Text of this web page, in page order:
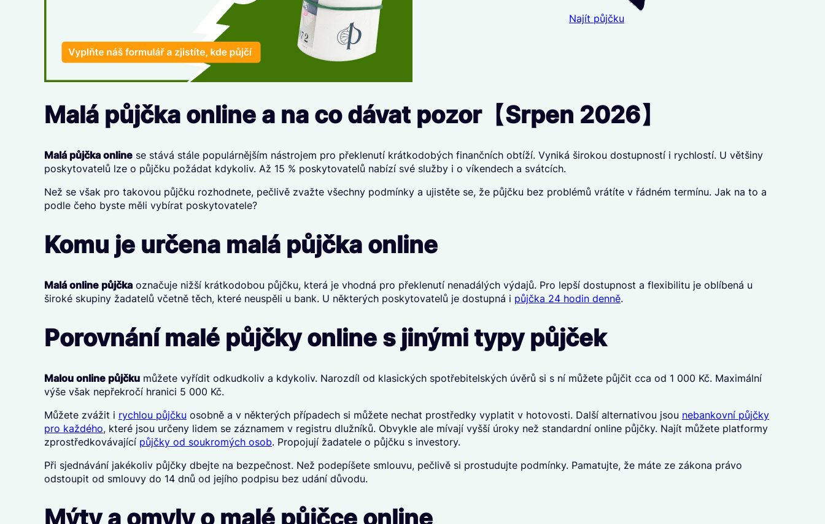
Najít půjčku
Malá půjčka online a na co dávat pozor【Srpen 2026】
Malá půjčka online se stává stále populárnějším nástrojem pro překlenutí krátkodobých finančních obtíží. Vyniká širokou dostupností i rychlostí. U většiny
poskytovatelů lze o půjčku požádat kdykoliv. Až⁠⁠⁠⁠⁠⁠ 15 % poskytovatelů nabízí své služby i o víkendech a svátcích.
Než se však pro takovou půjčku rozhodnete, pečlivě zvažte všechny podmínky a ujistěte se, že půjčku bez problémů vrátíte v řádném termínu. Jak na to a
podle čeho byste měli vybírat poskytovatele?
Komu je určena malá půjčka online
Malá online půjčka označuje nižší krátkodobou půjčku, která je vhodná pro překlenutí nenadálých výdajů. Pro lepší dostupnost a flexibilitu je oblíbená u
široké skupiny žadatelů včetně těch, které neuspěli u bank. U některých poskytovatelů je dostupná i půjčka 24 hodin denně.
Porovnání malé půjčky online s jinými typy půjček
Malou online půjčku můžete vyřídit odkudkoliv a kdykoliv. Narozdíl od klasických spotřebitelských úvěrů si s ní můžete půjčit cca od 1 000 Kč. Maximální
výše však nepřekročí hranici 5 000 Kč.
Můžete zvážit i rychlou půjčku osobně a v některých případech si můžete nechat prostředky vyplatit v hotovosti. Další alternativou jsou nebankovní půjčky
pro každého, které jsou určeny lidem se záznamem v registru dlužníků. Obvykle ale mívají vyšší úroky než standardní online půjčky. Najít můžete platformy
zprostředkovávající půjčky od soukromých osob. Propojují žadatele o půjčku s investory.
Při sjednávání jakékoliv půjčky dbejte na bezpečnost. Než podepíšete smlouvu, pečlivě si prostudujte podmínky. Pamatujte, že máte ze zákona právo
odstoupit od smlouvy do 14 dnů od jejího podpisu bez udání důvodu.
Mýty a omyly o malé půjčce online